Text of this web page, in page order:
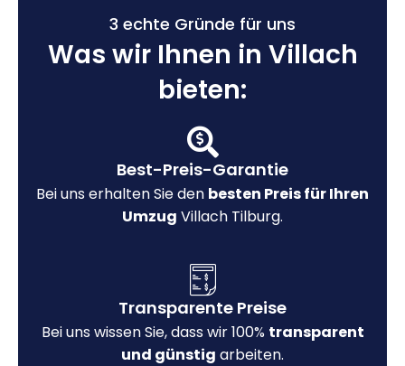
3 echte Gründe für uns
Was wir Ihnen in Villach
bieten:
Best-Preis-Garantie
Bei uns erhalten Sie den besten Preis für Ihren
Umzug Villach Tilburg.
Transparente Preise
Bei uns wissen Sie, dass wir 100% transparent
und günstig arbeiten.